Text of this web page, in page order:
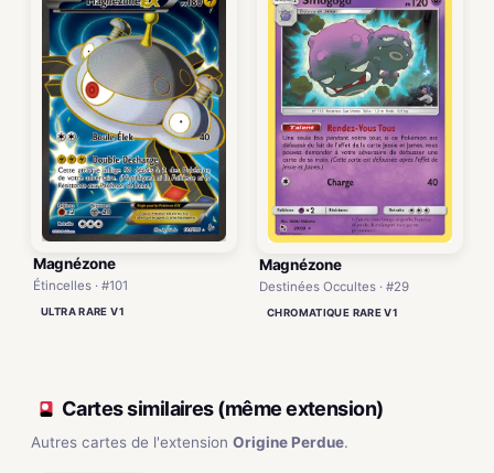
Magnézone
Étincelles · #101
ULTRA RARE V1
Magnézone
Destinées Occultes · #29
CHROMATIQUE RARE V1
Cartes similaires (même extension)
Autres cartes de l'extension Origine Perdue.